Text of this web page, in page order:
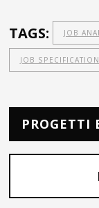
TAGS: JOB
JOB SPECIFICATION
PROGETTI